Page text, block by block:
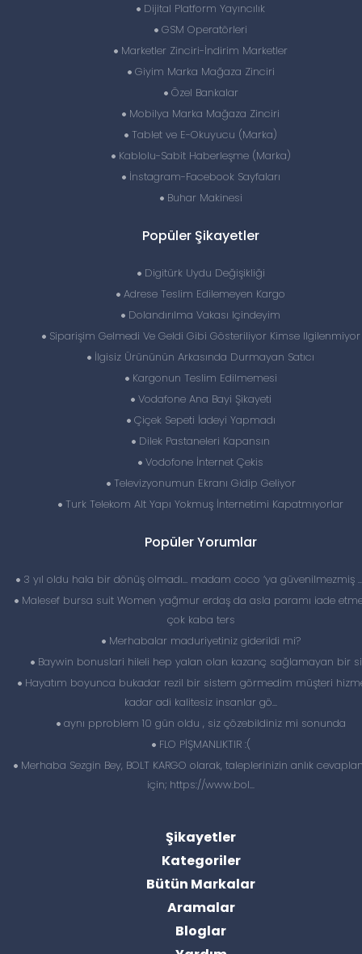
Dijital Platform Yayıncılık
GSM Operatörleri
Marketler Zinciri-İndirim Marketler
Giyim Marka Mağaza Zinciri
Özel Bankalar
Mobilya Marka Mağaza Zinciri
Tablet ve E-Okuyucu (Marka)
Kablolu-Sabit Haberleşme (Marka)
İnstagram-Facebook Sayfaları
Buhar Makinesi
Popüler Şikayetler
Digitürk Uydu Değişikliği
Adrese Teslim Edilemeyen Kargo
Dolandırılma Vakası Içindeyim
Siparişim Gelmedi Ve Geldi Gibi Gösteriliyor Kimse Ilgilenmiyor
İlgisiz Ürününün Arkasında Durmayan Satıcı
Kargonun Teslim Edilmemesi
Vodafone Ana Bayi Şikayeti
Çiçek Sepeti İadeyi Yapmadı
Dilek Pastaneleri Kapansın
Vodofone İnternet Çekis
Televizyonumun Ekranı Gidip Geliyor
Turk Telekom Alt Yapı Yokmuş İnternetimi Kapatmıyorlar
Popüler Yorumlar
3 yıl oldu hala bir dönüş olmadı… madam coco ‘ya güvenilmezmiş
Malesef bursa suit Women yağmur erdaş da asla paramı iade
çok kaba ters
Merhabalar maduriyetiniz giderildi mi?
Baywin bonuslari hileli hep yalan olan kazanç sağlamayan bir
Hayatım boyunca bukadar rezil bir sistem görmedim müşteri
kadar adi kalitesiz insanlar gö...
aynı pproblem 10 gün oldu , siz çözebildiniz mi sonunda
FLO PİŞMANLIKTIR :(
Merhaba Sezgin Bey, BOLT KARGO olarak, taleplerinizin anlık
için; https://www.bol...
Şikayetler
Kategoriler
Bütün Markalar
Aramalar
Bloglar